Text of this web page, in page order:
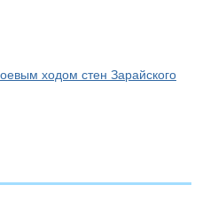
ходом стен Зарайского